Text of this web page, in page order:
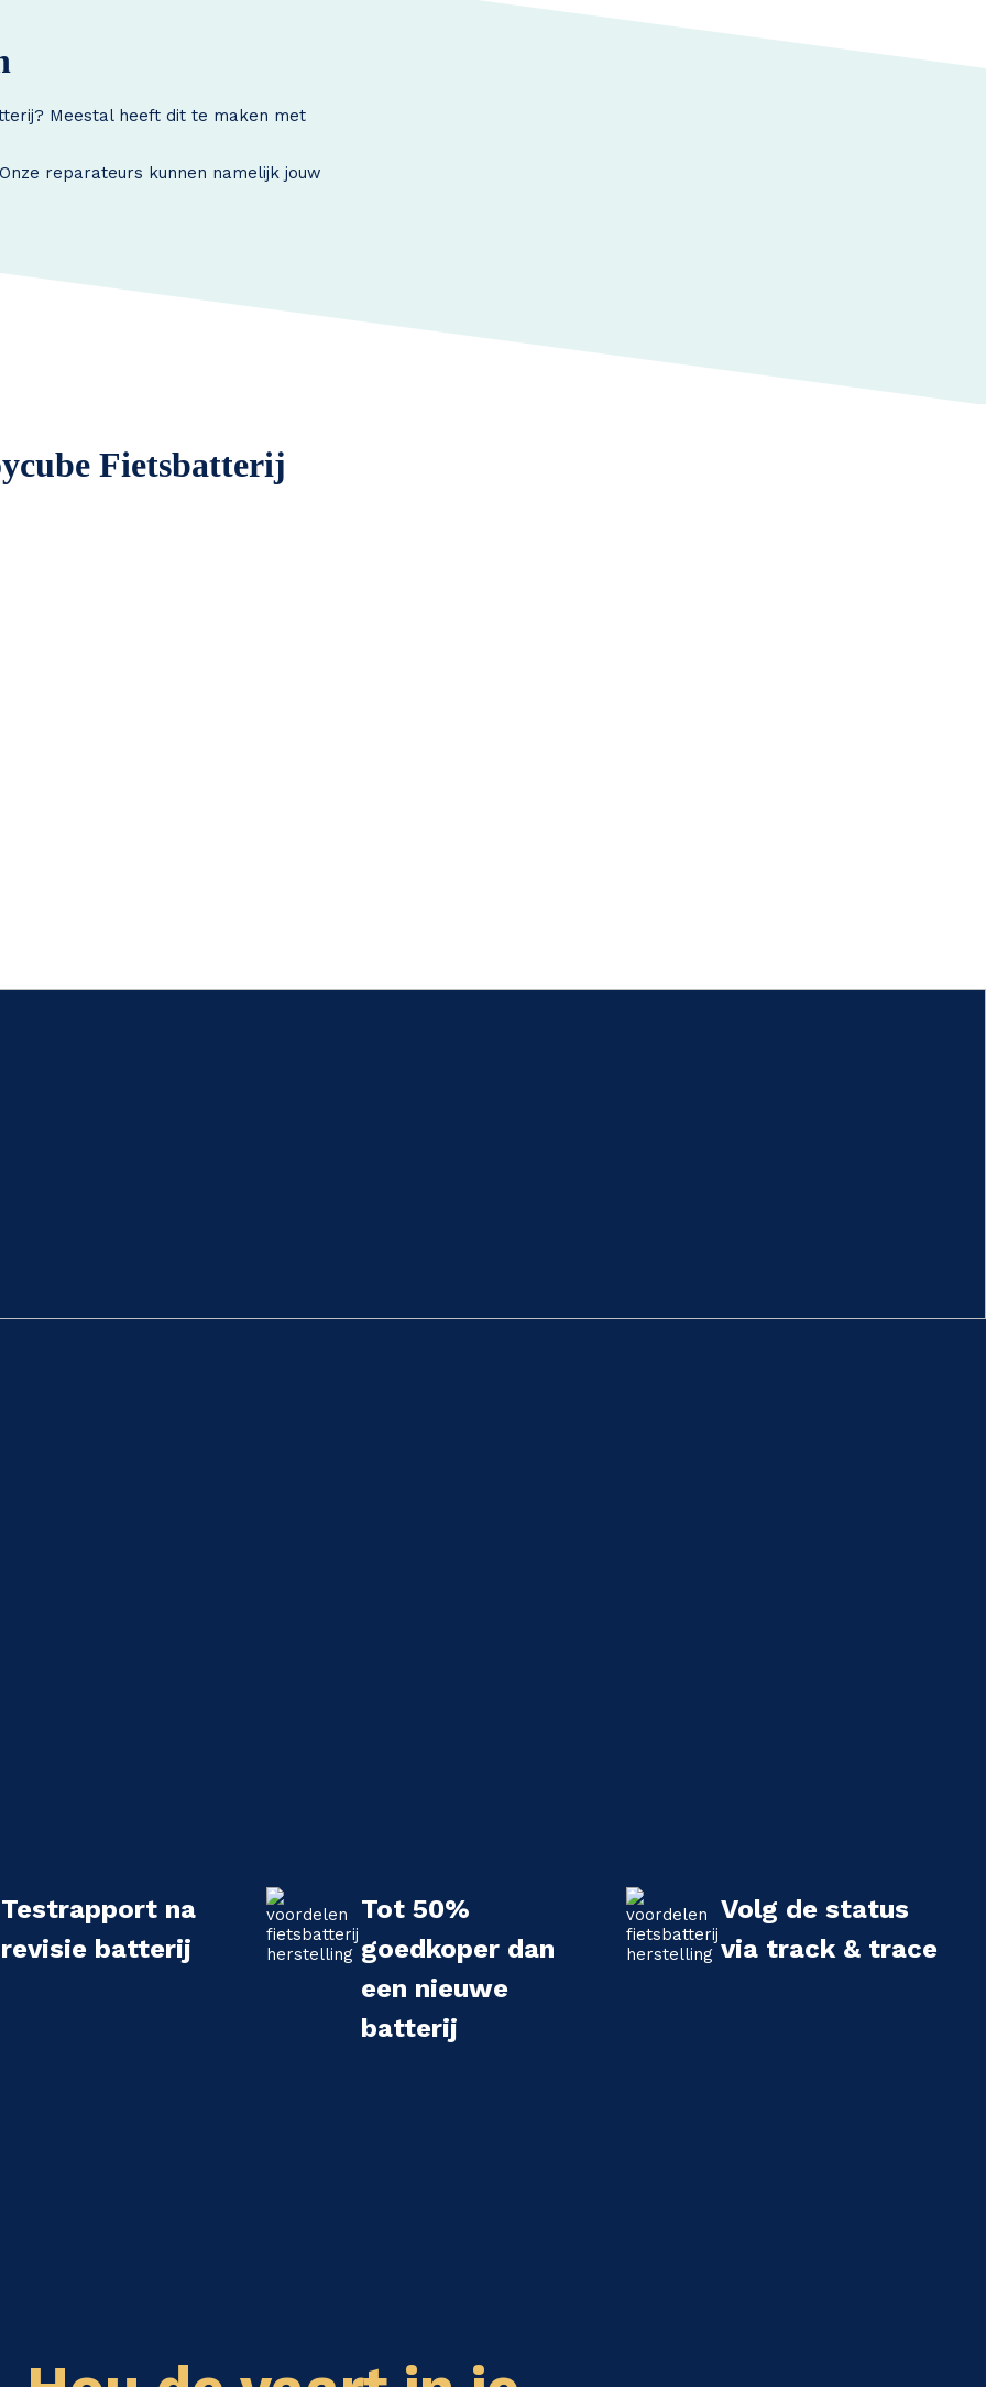
Meestal heeft dit te maken met
reparateurs kunnen namelijk jouw
Fietsbatterij
Testrapport na
revisie batterij
Tot 50%
goedkoper dan
een nieuwe
batterij
Volg de status
via track & trace